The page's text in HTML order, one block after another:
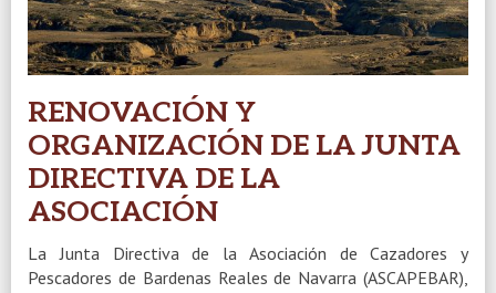
RENOVACIÓN Y
ORGANIZACIÓN DE LA JUNTA
DIRECTIVA DE LA
ASOCIACIÓN
La Junta Directiva de la Asociación de Cazadores y
Pescadores de Bardenas Reales de Navarra (ASCAPEBAR),